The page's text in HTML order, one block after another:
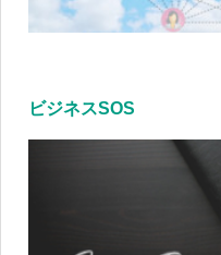
ビジネスSOS